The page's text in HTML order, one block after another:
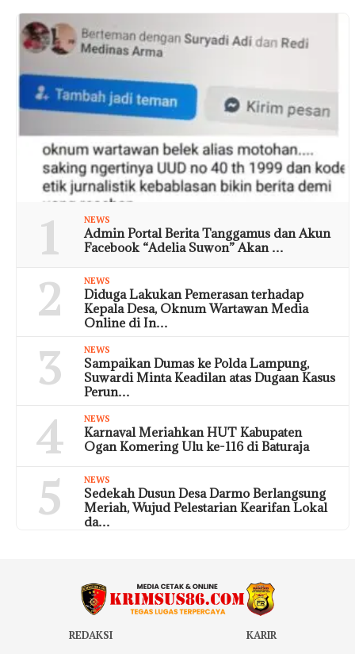
1 NEWS
Admin Portal Berita Tanggamus dan Akun
Facebook “Adelia Suwon” Akan …
2 NEWS
Diduga Lakukan Pemerasan terhadap
Kepala Desa, Oknum Wartawan Media
Online di In…
3 NEWS
Sampaikan Dumas ke Polda Lampung,
Suwardi Minta Keadilan atas Dugaan Kasus
Perun…
4 NEWS
Karnaval Meriahkan HUT Kabupaten
Ogan Komering Ulu ke-116 di Baturaja
5 NEWS
Sedekah Dusun Desa Darmo Berlangsung
Meriah, Wujud Pelestarian Kearifan Lokal
da…
REDAKSI
KARIR